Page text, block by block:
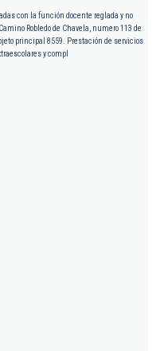
con la función docente reglada y no
Robledo de Chavela, numero 113 de
principal 8559. Prestación de servicios
y compl